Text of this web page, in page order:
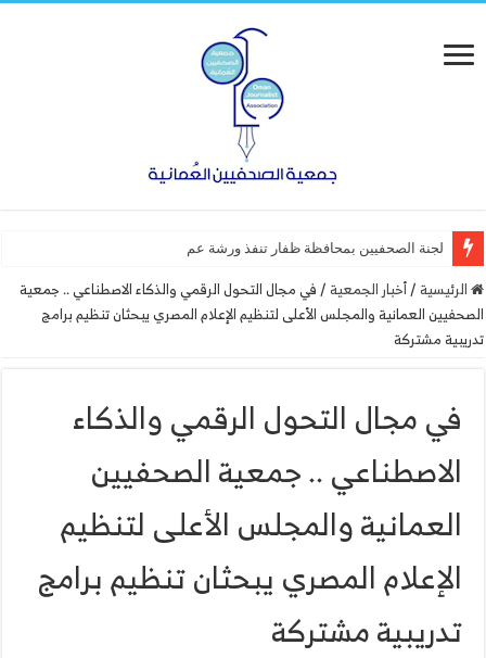
لجنة الصحفيين بمحافظة ظفار تنفذ ورشة عمل “أساسيات التصميم
الرئيسية /أخبار الجمعية /في مجال التحول الرقمي والذكاء الاصطناعي .. جمعية
الصحفيين العمانية والمجلس الأعلى لتنظيم الإعلام المصري يبحثان تنظيم برامج
تدريبية مشتركة
في مجال التحول الرقمي والذكاء
الاصطناعي .. جمعية الصحفيين
العمانية والمجلس الأعلى لتنظيم
الإعلام المصري يبحثان تنظيم برامج
تدريبية مشتركة